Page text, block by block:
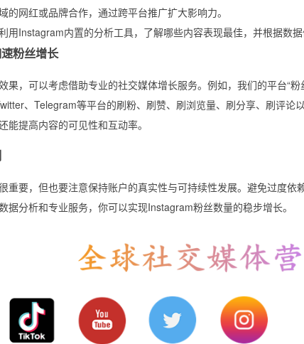
的网红或品牌合作，通过跨平台推广扩大影响力。
用Instagram内置的分析工具，了解哪些内容表现最佳，并根据数据
粉丝增长
果，可以考虑借助专业的社交媒体增长服务。例如，我们的平台“粉
、Telegram等平台的刷粉、刷赞、刷浏览量、刷分享、刷评论
能提高内容的可见性和互动率。
重要，但也要注意保持账户的真实性与可持续性发展。避免过度
据分析和专业服务，你可以实现Instagram粉丝数量的稳步增长。